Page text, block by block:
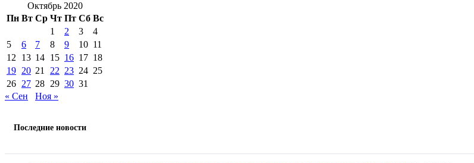
Октябрь 2020
Пн Вт Ср Чт Пт Сб Вс
1
2 3
4
5
6 7 8 9 10 11
12
13 14 15 16 17 18
19 20 21 22 23 24 25
26 27 28 29 30 31
« Сен
Ноя »
Последние новости